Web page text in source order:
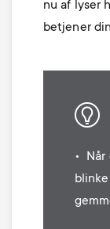
nu af lyser
betjener
• Når